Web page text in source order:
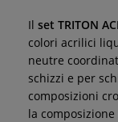
Il set TRITON
colori acrilici
neutre
schizzi e per
composizioni
la